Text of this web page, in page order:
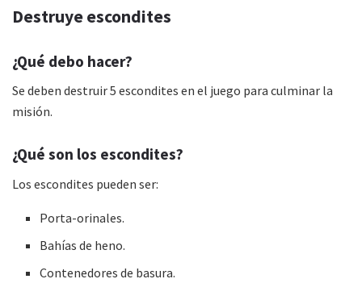
Destruye escondites
¿Qué debo hacer?
Se deben destruir 5 escondites en el juego para culminar la
misión.
¿Qué son los escondites?
Los escondites pueden ser:
Porta-orinales.
Bahías de heno.
Contenedores de basura.